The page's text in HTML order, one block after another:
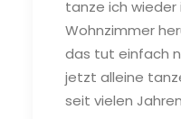
tanze ich wieder
Wohnzimmer
das tut einfach
jetzt alleine
seit vielen